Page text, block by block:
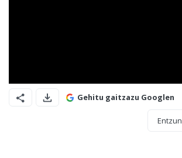
Gehitu gaitzazu Googlen
Entzun